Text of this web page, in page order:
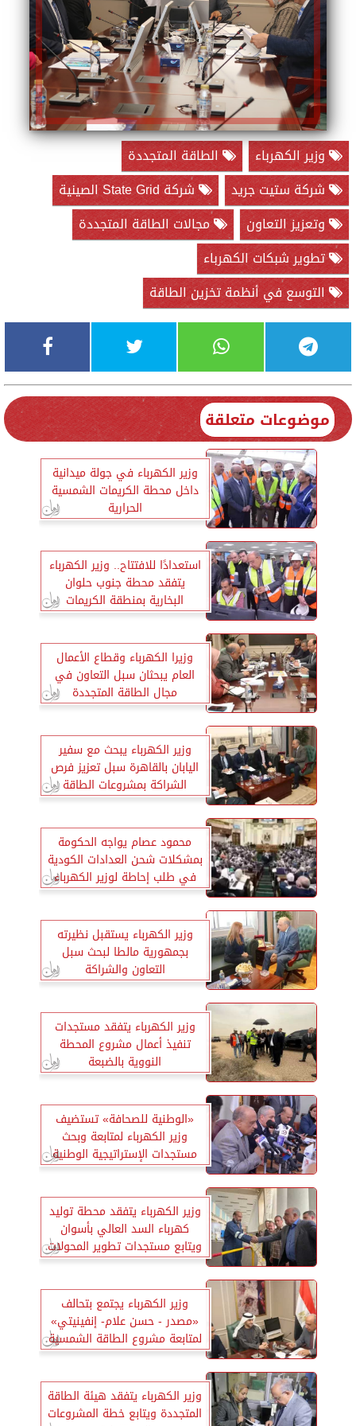
وزير الكهرباء
الطاقة المتجددة
شركة ستيت جريد
شركة State Grid الصينية
وتعزيز التعاون
مجالات الطاقة المتجددة
تطوير شبكات الكهرباء
التوسع في أنظمة تخزين الطاقة
موضوعات متعلقة
وزير الكهرباء في جولة ميدانية
داخل محطة الكريمات الشمسية
الحرارية
استعدادًا للافتتاح.. وزير الكهرباء
يتفقد محطة جنوب حلوان
البخارية بمنطقة الكريمات
وزيرا الكهرباء وقطاع الأعمال
العام يبحثان سبل التعاون في
مجال الطاقة المتجددة
وزير الكهرباء يبحث مع سفير
اليابان بالقاهرة سبل تعزيز فرص
الشراكة بمشروعات الطاقة
محمود عصام يواجه الحكومة
بمشكلات شحن العدادات الكودية
في طلب إحاطة لوزير الكهرباء
وزير الكهرباء يستقبل نظيرته
بجمهورية مالطا لبحث سبل
التعاون والشراكة
وزير الكهرباء يتفقد مستجدات
تنفيذ أعمال مشروع المحطة
النووية بالضبعة
«الوطنية للصحافة» تستضيف
وزير الكهرباء لمتابعة وبحث
مستجدات الإستراتيجية الوطنية
للطاقة
وزير الكهرباء يتفقد محطة توليد
كهرباء السد العالي بأسوان
ويتابع مستجدات تطوير المحولات
وزير الكهرباء يجتمع بتحالف
«مصدر - حسن علام- إنفينيتي»
لمتابعة مشروع الطاقة الشمسية
وزير الكهرباء يتفقد هيئة الطاقة
المتجددة ويتابع خطة المشروعات